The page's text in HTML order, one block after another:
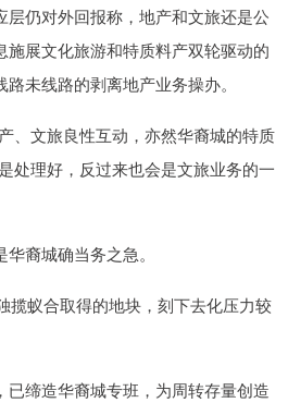
仍对外回报称，地产和文旅还是公
展文化旅游和特质料产双轮驱动的
未线路的剥离地产业务操办。
文旅良性互动，亦然华裔城的特质
处理好，反过来也会是文旅业务的一
裔城确当务之急。
蚁合取得的地块，刻下去化压力较
缔造华裔城专班，为周转存量创造